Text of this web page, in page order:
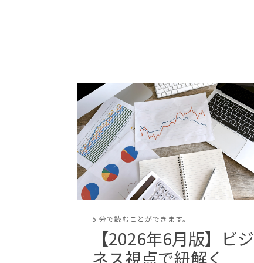
5 分で読むことができます。
【2026年6月版】ビジ
ネス視点で紐解く